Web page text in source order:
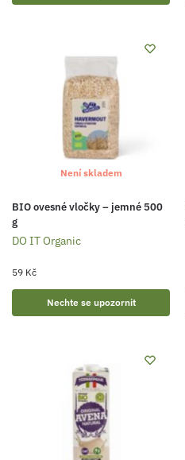
Není skladem
BIO ovesné vločky – jemné 500
g
DO IT Organic
59 Kč
Nechte se upozornit